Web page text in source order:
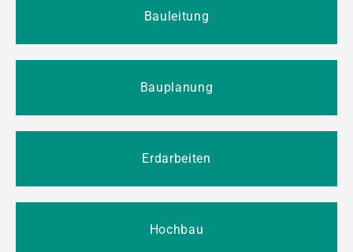
Bauleitung
Bauplanung
Erdarbeiten
Hochbau